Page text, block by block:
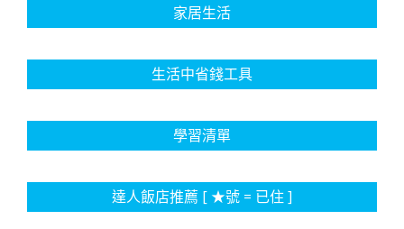
家居生活
生活中省錢工具
學習清單
達人飯店推薦 [ ★號 = 已住 ]